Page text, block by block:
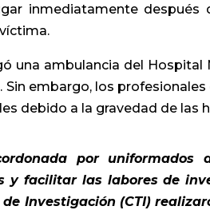
inmediatamente después
una ambulancia del Hospital
embargo, los
debido a la gravedad de las
por uniformados
y facilitar las labores de
de Investigación (CTI)